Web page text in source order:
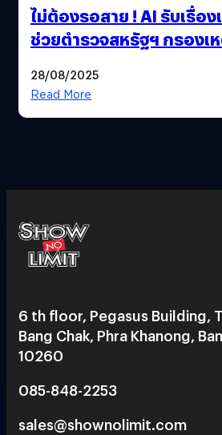
ไม่ต้องรอสาย ! AI รับเรื่อ
ช่วยตำรวจสหรัฐฯ กรองเ
28/08/2025
Read More
6 th floor, Pegasus Building,
Bang Chak, Phra Khanong,
10260
085-848-2253
sales@shownolimit.com